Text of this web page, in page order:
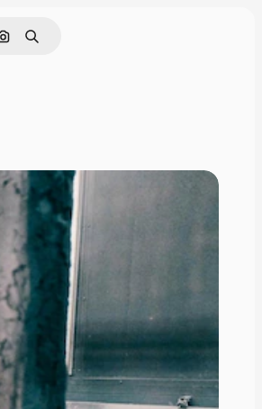
Pesquisar por imagem
Buscar